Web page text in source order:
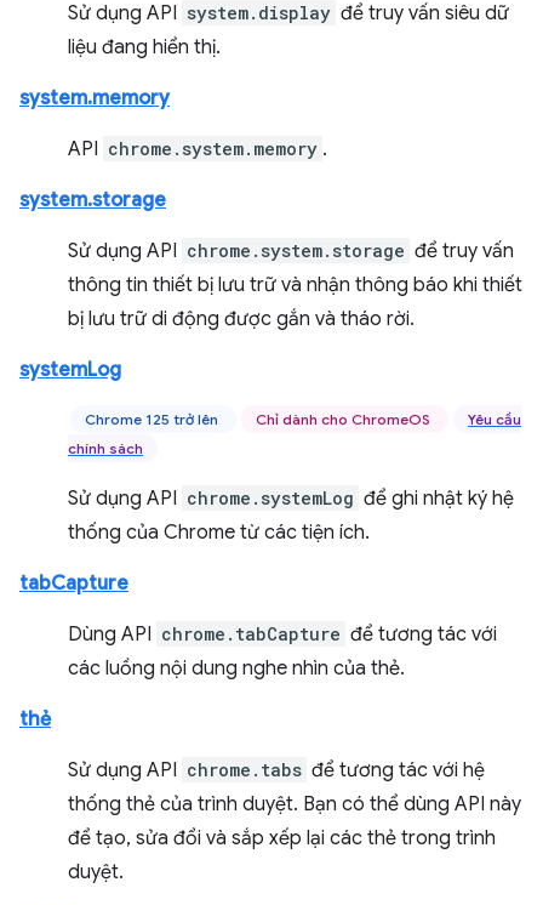
Sử dụng API system.display để truy vấn siêu dữ
liệu đang hiển thị.
system.memory
API chrome.system.memory .
system.storage
Sử dụng API chrome.system.storage để truy vấn
thông tin thiết bị lưu trữ và nhận thông báo khi thiết
bị lưu trữ di động được gắn và tháo rời.
systemLog
Chrome 125 trở lên Chỉ dành cho ChromeOS
Yêu cầu
chính sách
Sử dụng API chrome.systemLog để ghi nhật ký hệ
thống của Chrome từ các tiện ích.
tabCapture
Dùng API chrome.tabCapture để tương tác với
các luồng nội dung nghe nhìn của thẻ.
thẻ
Sử dụng API chrome.tabs để tương tác với hệ
thống thẻ của trình duyệt. Bạn có thể dùng API này
để tạo, sửa đổi và sắp xếp lại các thẻ trong trình
duyệt.